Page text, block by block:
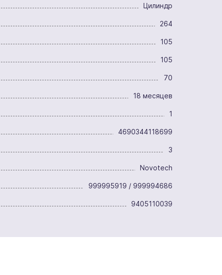
Цилиндр
264
105
105
70
18 месяцев
1
4690344118699
3
Novotech
999995919 / 999994686
9405110039